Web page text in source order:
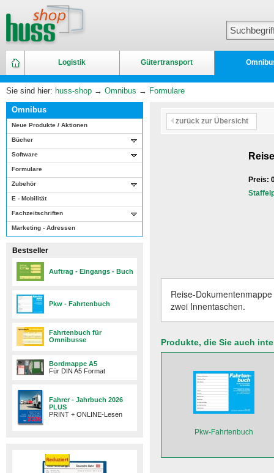
Logistik Gütertransport
Sie sind hier: huss-shop → Omnibus → Formulare
Omnibus
Neue Produkte / Aktionen
Bücher
Software
Formulare
Zubehör
E - Mobilität
Fachzeitschriften
Marketing - Adressen
Bestseller
Auftrag - Eingangs - Buch
Pkw - Fahrtenbuch
Fahrtenbuch für
Omnibusse
Bordmappe A5
Für DIN A5 Format
Fahrer - Jahrbuch 2026
PLUS
PRINT + ONLINE-Lesen
zurück zur Übersicht
Preis:
Reise-
zwei Innentaschen.
Produkte, die Sie auch
Pkw-Fahrtenbuch